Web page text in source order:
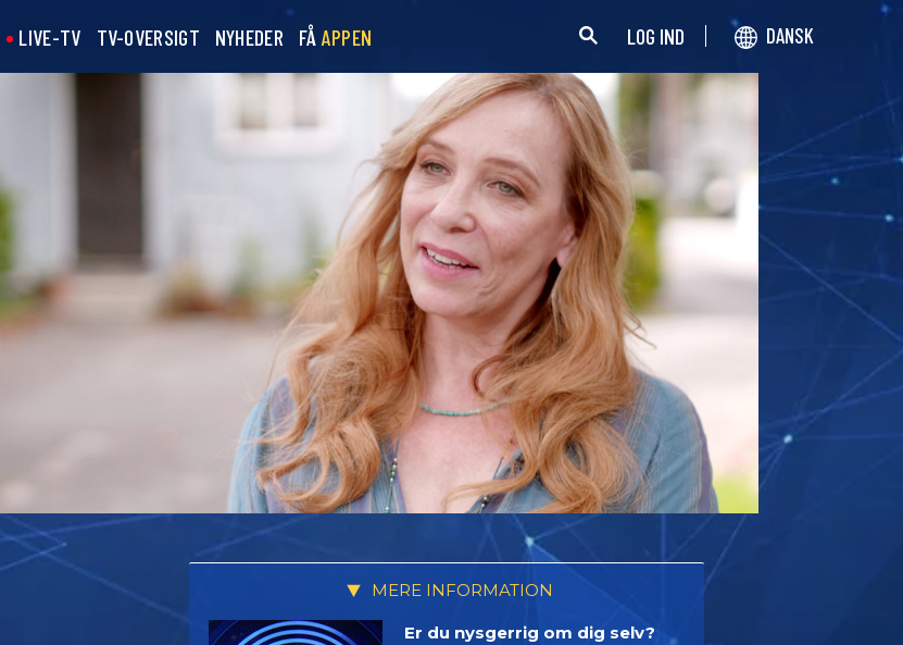
LIVE-TV TV-OVERSIGT NYHEDER FÅ APPEN LOG IND DANSK
MERE INFORMATION
Er du nysgerrig om dig selv?